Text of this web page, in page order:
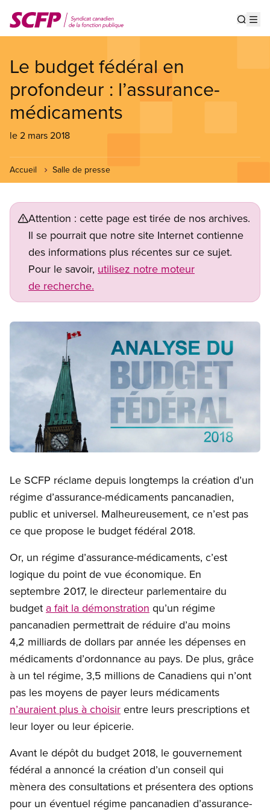
au
contenu
Le budget fédéral en
profondeur : l’assurance-
médicaments
le 2 mars 2018
Accueil Salle de presse
Attention : cette page est tirée de nos archives.
Il se pourrait que notre site Internet contienne
des informations plus récentes sur ce sujet.
Pour le savoir, utilisez notre moteur
de recherche.
Image
Le SCFP réclame depuis longtemps la création d’un
régime d’assurance-médicaments pancanadien,
public et universel. Malheureusement, ce n’est pas
ce que propose le budget fédéral 2018.
Or, un régime d’assurance-médicaments, c’est
logique du point de vue économique. En
septembre 2017, le directeur parlementaire du
budget a fait la démonstration qu’un régime
pancanadien permettrait de réduire d’au moins
4,2 milliards de dollars par année les dépenses en
médicaments d’ordonnance au pays. De plus, grâce
à un tel régime, 3,5 millions de Canadiens qui n’ont
pas les moyens de payer leurs médicaments
n’auraient plus à choisir entre leurs prescriptions et
leur loyer ou leur épicerie.
Avant le dépôt du budget 2018, le gouvernement
fédéral a annoncé la création d’un conseil qui
mènera des consultations et présentera des options
pour un éventuel régime pancanadien d’assurance-